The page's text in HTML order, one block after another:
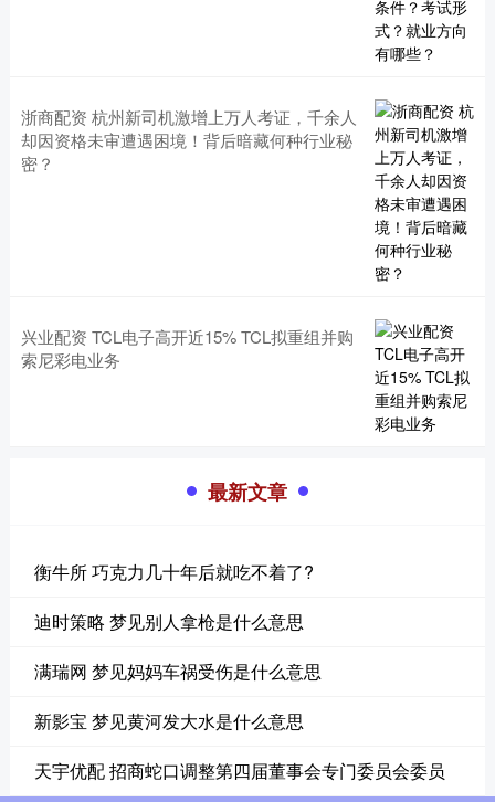
浙商配资 杭州新司机激增上万人考证，千余人
却因资格未审遭遇困境！背后暗藏何种行业秘
密？
兴业配资 TCL电子高开近15% TCL拟重组并购
索尼彩电业务
最新文章
衡牛所 巧克力几十年后就吃不着了?
迪时策略 梦见别人拿枪是什么意思
满瑞网 梦见妈妈车祸受伤是什么意思
新影宝 梦见黄河发大水是什么意思
天宇优配 招商蛇口调整第四届董事会专门委员会委员